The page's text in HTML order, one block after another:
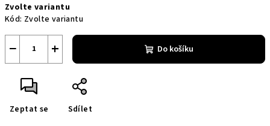
cena:
Zvolte variantu
Kód: Zvolte variantu
+
− Do košíku
Zeptat se Sdílet